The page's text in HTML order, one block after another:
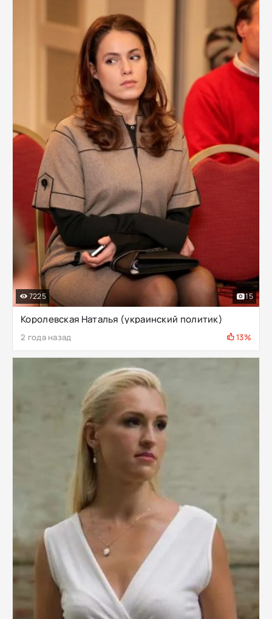
Королевская Наталья (украинский политик)
2 года назад 13%
7225 15